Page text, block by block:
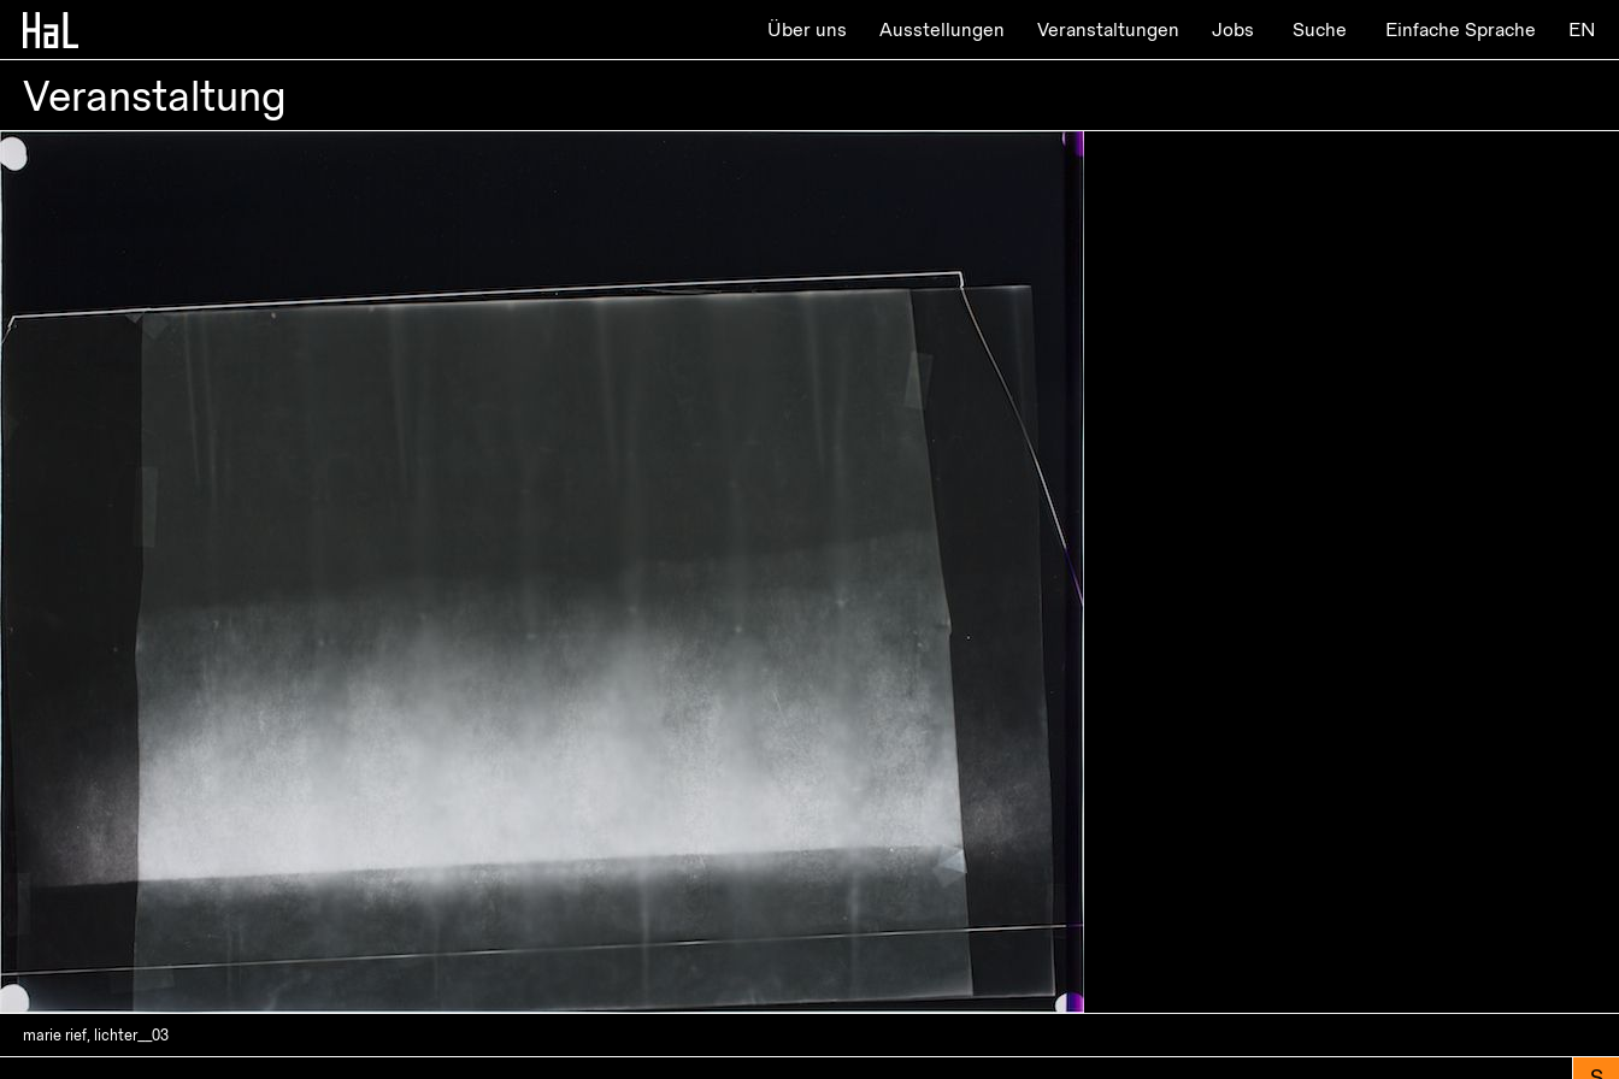
Über uns Ausstellungen Veranstaltungen Jobs Suche Einfache Sprache EN
Veranstaltung
marie rief, lichter__03